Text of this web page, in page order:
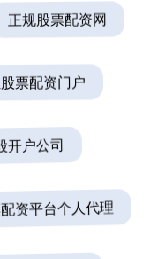
正规股票配资网
票配资门户
开户公司
资平台个人代理